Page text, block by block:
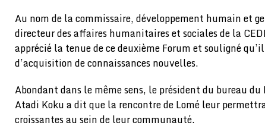
Au nom de la commissaire, développement humain et
directeur des affaires humanitaires et sociales de la
apprécié la tenue de ce deuxième Forum et souligné
d’acquisition de connaissances nouvelles.
Abondant dans le même sens, le président du bureau
Atadi Koku a dit que la rencontre de Lomé leur
croissantes au sein de leur communauté.